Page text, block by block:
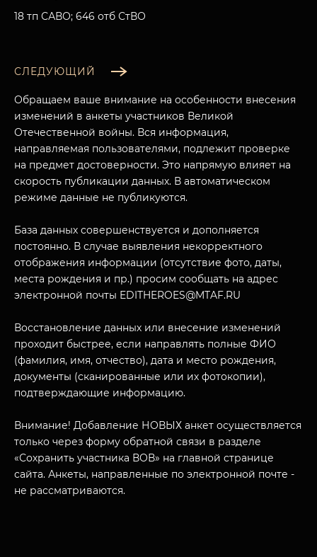
МУЗЕЙНЫЙ КОМПЛЕКС
ПОСЕТИТЕЛЯМ
О НАС
НАЗАД
18 тп САВО; 646 отб СтВО
СЛЕДУЮЩИЙ
Обращаем ваше внимание на особенности внесения
изменений в анкеты участников Великой
Отечественной войны. Вся информация,
направляемая пользователями, подлежит проверке
на предмет достоверности. Это напрямую влияет на
скорость публикации данных. В автоматическом
режиме данные не публикуются.
База данных совершенствуется и дополняется
постоянно. В случае выявления некорректного
отображения информации (отсутствие фото, даты,
места рождения и пр.) просим сообщать на адрес
электронной почты EDITHEROES@MTAF.RU
Восстановление данных или внесение изменений
проходит быстрее, если направлять полные ФИО
(фамилия, имя, отчество), дата и место рождения,
документы (сканированные или их фотокопии),
подтверждающие информацию.
Внимание! Добавление НОВЫХ анкет осуществляется
только через форму обратной связи в разделе
«Сохранить участника ВОВ» на главной странице
сайта. Анкеты, направленные по электронной почте -
не рассматриваются.